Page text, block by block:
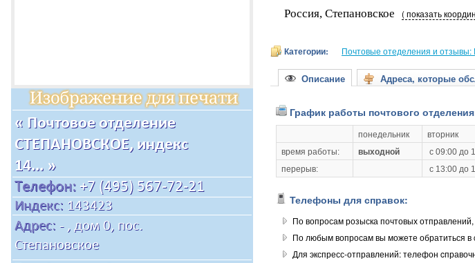
Россия, Степановское ( показать
Категории: Почтовые отеделения и отзывы:
Описание Адреса, которые
График работы почтового
понедельник вторник
время работы:
выходной с 09:00 до
перерыв:
с 13:00 до
Телефоны для справок:
По вопросам розыска почтовых
По любым вопросам вы можете обратиться
Для экспресс-отправлений: телефон